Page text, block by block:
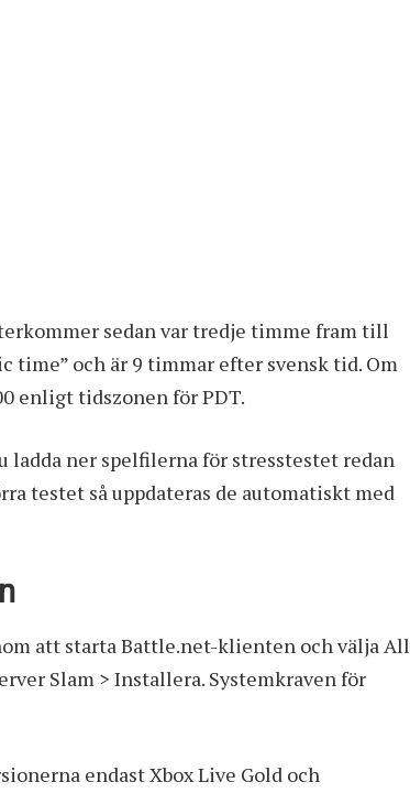
sedan var tredje timme fram till
time” och är 9 timmar efter svensk tid. Om
enligt tidszonen för PDT.
ladda ner spelfilerna för stresstestet redan
testet så uppdateras de automatiskt med
att starta Battle.net-klienten och välja All
Slam > Installera. Systemkraven för
endast Xbox Live Gold och